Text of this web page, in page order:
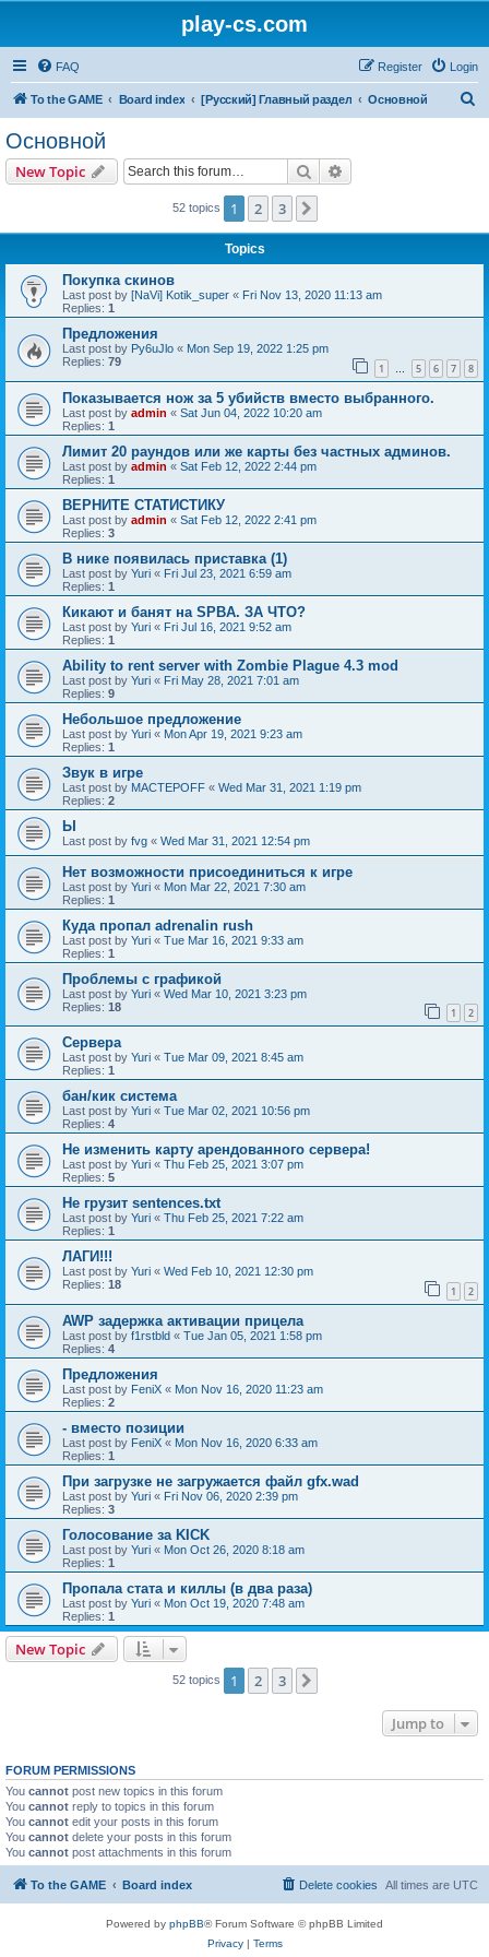
play-cs.com
FAQ Login
Register
To the GAME Board index [Русский] Главный раздел Основной
Основной
New Topic Search
52 topics 1 2 3
Topics
Покупка скинов
Last post by [NaVi] Kotik_super « Fri Nov 13, 2020 11:13 am
Replies: 1
Предложения
Last post by Py6uJlo « Mon Sep 19, 2022 1:25 pm
Replies: 79 1 … 5 6 7 8
Показывается нож за 5 убийств вместо выбранного.
Last post by admin « Sat Jun 04, 2022 10:20 am
Replies: 1
Лимит 20 раундов или же карты без частных админов.
Last post by admin « Sat Feb 12, 2022 2:44 pm
Replies: 1
ВЕРНИТЕ СТАТИСТИКУ
Last post by admin « Sat Feb 12, 2022 2:41 pm
Replies: 3
В нике появилась приставка (1)
Last post by Yuri « Fri Jul 23, 2021 6:59 am
Replies: 1
Кикают и банят на SPBA. ЗА ЧТО?
Last post by Yuri « Fri Jul 16, 2021 9:52 am
Replies: 1
Ability to rent server with Zombie Plague 4.3 mod
Last post by Yuri « Fri May 28, 2021 7:01 am
Replies: 9
Небольшое предложение
Last post by Yuri « Mon Apr 19, 2021 9:23 am
Replies: 1
Звук в игре
Last post by MACTEPOFF « Wed Mar 31, 2021 1:19 pm
Replies: 2
Ы
Last post by fvg « Wed Mar 31, 2021 12:54 pm
Нет возможности присоединиться к игре
Last post by Yuri « Mon Mar 22, 2021 7:30 am
Replies: 1
Куда пропал adrenalin rush
Last post by Yuri « Tue Mar 16, 2021 9:33 am
Replies: 1
Проблемы с графикой
Last post by Yuri « Wed Mar 10, 2021 3:23 pm
Replies: 18 1 2
Сервера
Last post by Yuri « Tue Mar 09, 2021 8:45 am
Replies: 1
бан/кик система
Last post by Yuri « Tue Mar 02, 2021 10:56 pm
Replies: 4
Не изменить карту арендованного сервера!
Last post by Yuri « Thu Feb 25, 2021 3:07 pm
Replies: 5
Не грузит sentences.txt
Last post by Yuri « Thu Feb 25, 2021 7:22 am
Replies: 1
ЛАГИ!!!
Last post by Yuri « Wed Feb 10, 2021 12:30 pm
Replies: 18 1 2
AWP задержка активации прицела
Last post by f1rstbld « Tue Jan 05, 2021 1:58 pm
Replies: 4
Предложения
Last post by FeniX « Mon Nov 16, 2020 11:23 am
Replies: 2
- вместо позиции
Last post by FeniX « Mon Nov 16, 2020 6:33 am
Replies: 1
При загрузке не загружается файл gfx.wad
Last post by Yuri « Fri Nov 06, 2020 2:39 pm
Replies: 3
Голосование за KICK
Last post by Yuri « Mon Oct 26, 2020 8:18 am
Replies: 1
Пропала стата и киллы (в два раза)
Last post by Yuri « Mon Oct 19, 2020 7:48 am
Replies: 1
New Topic
52 topics 1 2 3
Jump to
FORUM PERMISSIONS
You cannot post new topics in this forum
You cannot reply to topics in this forum
You cannot edit your posts in this forum
You cannot delete your posts in this forum
You cannot post attachments in this forum
To the GAME Board index All times are UTC
Delete cookies
Powered by phpBB® Forum Software © phpBB Limited
Privacy| Terms